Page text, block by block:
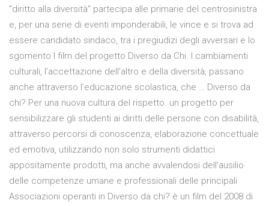
“diritto alla diversità” partecipa alle primarie del centrosinistra
e, per una serie di eventi imponderabili, le vince e si trova ad
essere candidato sindaco, tra i pregiudizi degli avversari e lo
sgomento I film del progetto Diverso da Chi. I cambiamenti
culturali, l’accettazione dell’altro e della diversità, passano
anche attraverso l’educazione scolastica, che … Diverso da
chi? Per una nuova cultura del rispetto. un progetto per
sensibilizzare gli studenti ai diritti delle persone con disabilità,
attraverso percorsi di conoscenza, elaborazione concettuale
ed emotiva, utilizzando non solo strumenti didattici
appositamente prodotti, ma anche avvalendosi dell’ausilio
delle competenze umane e professionali delle principali
Associazioni operanti in Diverso da chi? è un film del 2008 di